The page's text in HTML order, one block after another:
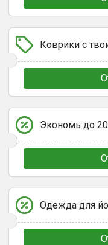
Коврики с
Экономь до
Одежда для